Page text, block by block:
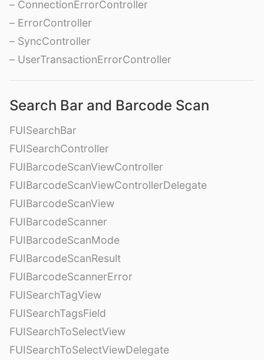
– ConnectionErrorController
– ErrorController
– SyncController
– UserTransactionErrorController
Search Bar and Barcode Scan
FUISearchBar
FUISearchController
FUIBarcodeScanViewController
FUIBarcodeScanViewControllerDelegate
FUIBarcodeScanView
FUIBarcodeScanner
FUIBarcodeScanMode
FUIBarcodeScanResult
FUIBarcodeScannerError
FUISearchTagView
FUISearchTagsField
FUISearchToSelectView
FUISearchToSelectViewDelegate